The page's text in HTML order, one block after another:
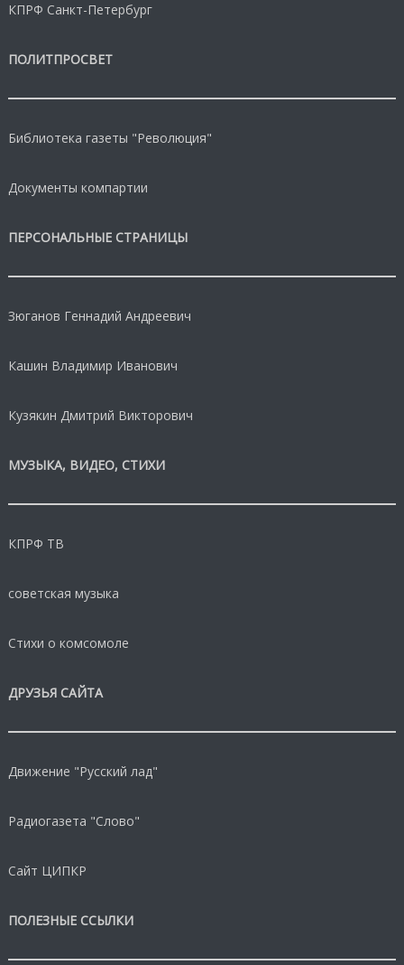
КПРФ Санкт-Петербург
ПОЛИТПРОСВЕТ
Библиотека газеты "Революция"
Документы компартии
ПЕРСОНАЛЬНЫЕ СТРАНИЦЫ
Зюганов Геннадий Андреевич
Кашин Владимир Иванович
Кузякин Дмитрий Викторович
МУЗЫКА, ВИДЕО, СТИХИ
КПРФ ТВ
советская музыка
Стихи о комсомоле
ДРУЗЬЯ САЙТА
Движение "Русский лад"
Радиогазета "Слово"
Сайт ЦИПКР
ПОЛЕЗНЫЕ ССЫЛКИ